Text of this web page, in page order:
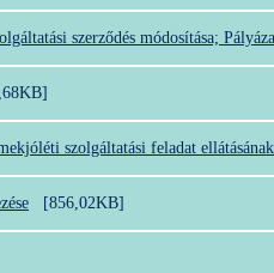
szerződés módosítása;
szolgáltatási feladat
[856,02KB]